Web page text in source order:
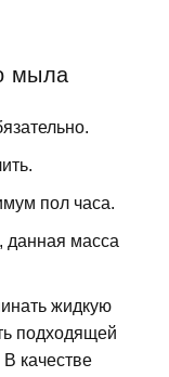
мыла
пол часа.
данная масса
жидкую
подходящей
качестве